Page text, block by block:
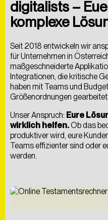
digitalists –
komplexe
Seit 2018 entwickeln wir
für Unternehmen in
maßgeschneiderte
Integrationen, die kritische
haben mit Teams und
Größenordnungen gearbeitet.
Unser Anspruch: Eure
wirklich helfen.Ob das
produktiver wird, eure
Teams effizienter sind oder
werden.
SCHREIB UNS EINE